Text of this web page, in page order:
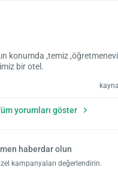
konumda ,temiz
bir otel.
yorumları göster
haberdar olun
kampanyaları değerlendirin.